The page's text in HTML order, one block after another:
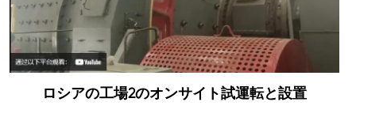
ロシアの工場2のオンサイト試運転と設置